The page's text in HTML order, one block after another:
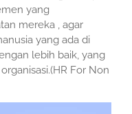
yang
mereka , agar
yang ada di
lebih baik, yang
For Non